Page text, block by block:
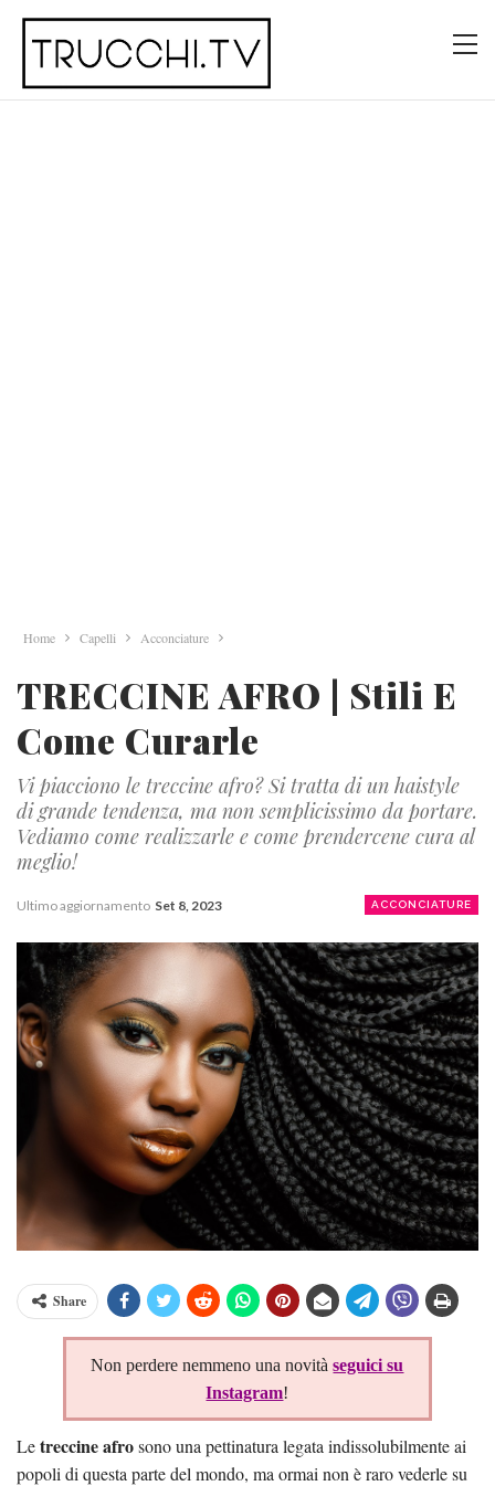
Home Capelli Acconciature
TRECCINE AFRO | Stili E
Come Curarle
Vi piacciono le treccine afro? Si tratta di un haistyle
di grande tendenza, ma non semplicissimo da portare.
Vediamo come realizzarle e come prendercene cura al
meglio!
ACCONCIATURE
Ultimo aggiornamento Set 8, 2023
Share
Non perdere nemmeno una novitàseguici su
Instagram!
Letreccine afrosono una pettinatura legata indissolubilmente ai
popoli di questa parte del mondo, ma ormai non è raro vederle su